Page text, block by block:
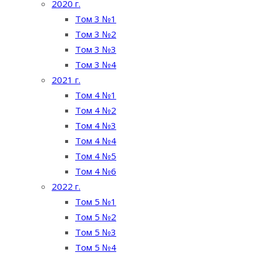
2020 г.
Том 3 №1
Том 3 №2
Том 3 №3
Том 3 №4
2021 г.
Том 4 №1
Том 4 №2
Том 4 №3
Том 4 №4
Том 4 №5
Том 4 №6
2022 г.
Том 5 №1
Том 5 №2
Том 5 №3
Том 5 №4